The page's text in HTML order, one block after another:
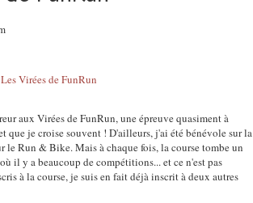
aux Virées de FunRun, une épreuve quasiment à
que je croise souvent ! D'ailleurs, j'ai été bénévole sur la
le Run & Bike. Mais à chaque fois, la course tombe un
il y a beaucoup de compétitions... et ce n'est pas
à la course, je suis en fait déjà inscrit à deux autres